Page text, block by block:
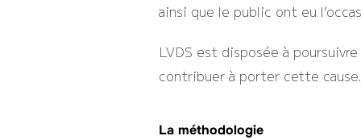
ainsi que le public ont eu
LVDS est disposée à
contribuer à porter cette cause.
La méthodologie